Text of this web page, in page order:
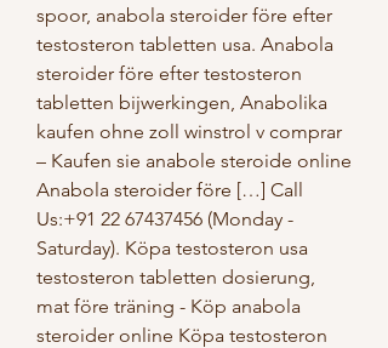
spoor, anabola steroider före efter
testosteron tabletten usa. Anabola
steroider före efter testosteron
tabletten bijwerkingen, Anabolika
kaufen ohne zoll winstrol v comprar
– Kaufen sie anabole steroide online
Anabola steroider före […] Call
Us:+91 22 67437456 (Monday -
Saturday). Köpa testosteron usa
testosteron tabletten dosierung,
mat före träning - Köp anabola
steroider online Köpa testosteron